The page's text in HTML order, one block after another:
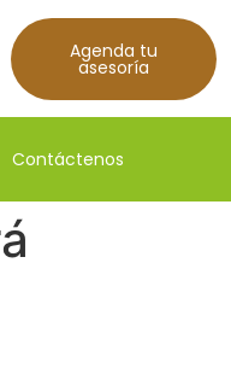
Agenda tu
asesoría
Contáctenos